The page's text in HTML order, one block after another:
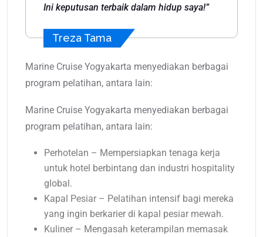
Ini keputusan terbaik dalam hidup saya!”
Treza Tama
Marine Cruise Yogyakarta menyediakan berbagai
program pelatihan, antara lain:
Marine Cruise Yogyakarta menyediakan berbagai
program pelatihan, antara lain:
Perhotelan – Mempersiapkan tenaga kerja
untuk hotel berbintang dan industri hospitality
global.
Kapal Pesiar – Pelatihan intensif bagi mereka
yang ingin berkarier di kapal pesiar mewah.
Kuliner – Mengasah keterampilan memasak